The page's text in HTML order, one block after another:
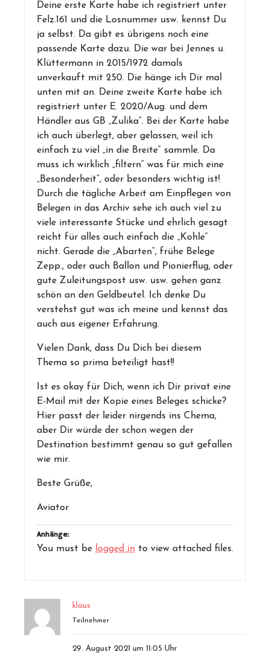
Deine erste Karte habe ich registriert unter
Felz.161 und die Losnummer usw. kennst Du
ja selbst. Da gibt es übrigens noch eine
passende Karte dazu. Die war bei Jennes u.
Klüttermann in 2015/1972 damals
unverkauft mit 250. Die hänge ich Dir mal
unten mit an. Deine zweite Karte habe ich
registriert unter E. 2020/Aug. und dem
Händler aus GB „Zulika“. Bei der Karte habe
ich auch überlegt, aber gelassen, weil ich
einfach zu viel „in die Breite“ sammle. Da
muss ich wirklich „filtern“ was für mich eine
„Besonderheit“, oder besonders wichtig ist!
Durch die tägliche Arbeit am Einpflegen von
Belegen in das Archiv sehe ich auch viel zu
viele interessante Stücke und ehrlich gesagt
reicht für alles auch einfach die „Kohle“
nicht. Gerade die „Abarten“, frühe Belege
Zepp., oder auch Ballon und Pionierflug, oder
gute Zuleitungspost usw. usw. gehen ganz
schön an den Geldbeutel. Ich denke Du
verstehst gut was ich meine und kennst das
auch aus eigener Erfahrung.
Vielen Dank, dass Du Dich bei diesem
Thema so prima beteiligt hast!!
Ist es okay für Dich, wenn ich Dir privat eine
E-Mail mit der Kopie eines Beleges schicke?
Hier passt der leider nirgends ins Chema,
aber Dir würde der schon wegen der
Destination bestimmt genau so gut gefallen
wie mir.
Beste Grüße,
Aviator
Anhänge:
You must be logged in to view attached files.
klaus
Teilnehmer
29. August 2021 um 11:05 Uhr